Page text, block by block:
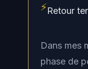
⚡Retour
Dans mes
phase de